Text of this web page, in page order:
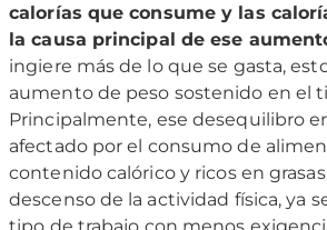
calorías que consume y las
la causa principal de ese
ingiere más de lo que se gasta,
aumento de peso sostenido en el
Principalmente, ese desequilibro
afectado por el consumo de
contenido calórico y ricos en
descenso de la actividad física, ya
tipo de trabajo con menos